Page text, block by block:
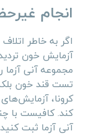
انجام
اگر به خاطر
آزمایش خون
مجموعه آنی آزما
تست قند خون
کرونا،
کند. کافیست با
آنی آزما ثبت